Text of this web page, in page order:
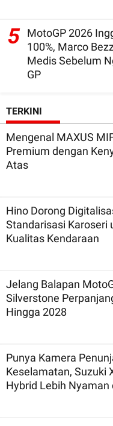
5 MotoGP 2026
100%, Marco
Medis Sebelum
GP
TERKINI
Mengenal MAXUS
Premium dengan
Atas
Hino Dorong
Standarisasi Karoseri
Kualitas Kendaraan
Jelang Balapan
Silverstone
Hingga 2028
Punya Kamera
Keselamatan, Suzuki
Hybrid Lebih Nyaman